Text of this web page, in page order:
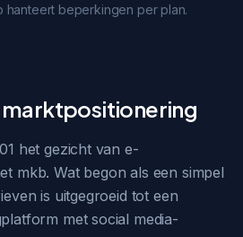
hanteert beperkingen per plan.
marktpositionering
het gezicht van e-
mkb. Wat begon als een simpel
is uitgegroeid tot een
met social media-